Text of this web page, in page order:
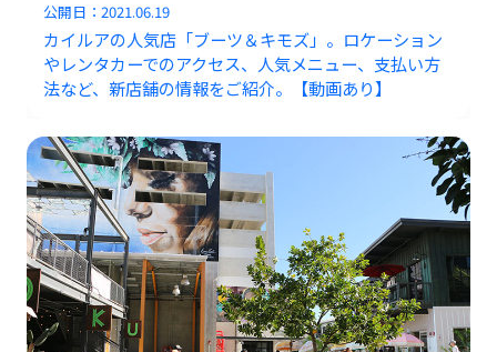
公開日：2021.06.19
カイルアの人気店「ブーツ＆キモズ」。ロケーション
やレンタカーでのアクセス、人気メニュー、支払い方
法など、新店舗の情報をご紹介。【動画あり】